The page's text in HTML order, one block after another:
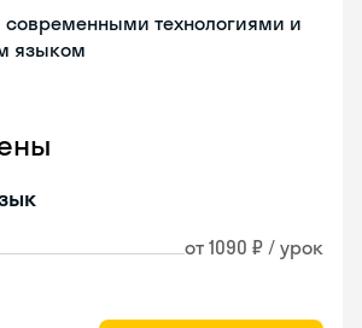
современными технологиями и
языком
от 1090 ₽ / урок